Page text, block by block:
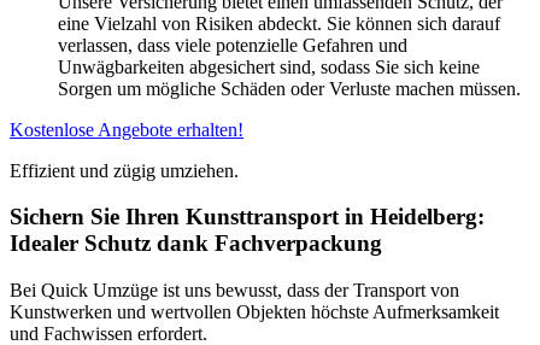
eine Vielzahl von Risiken abdeckt. Sie können sich darauf
verlassen, dass viele potenzielle Gefahren und
Unwägbarkeiten abgesichert sind, sodass Sie sich keine
Sorgen um mögliche Schäden oder Verluste machen müssen.
Kostenlose Angebote erhalten!
Effizient und zügig umziehen.
Sichern Sie Ihren Kunsttransport in Heidelberg:
Idealer Schutz dank Fachverpackung
Bei Quick Umzüge ist uns bewusst, dass der Transport von
Kunstwerken und wertvollen Objekten höchste Aufmerksamkeit
und Fachwissen erfordert.